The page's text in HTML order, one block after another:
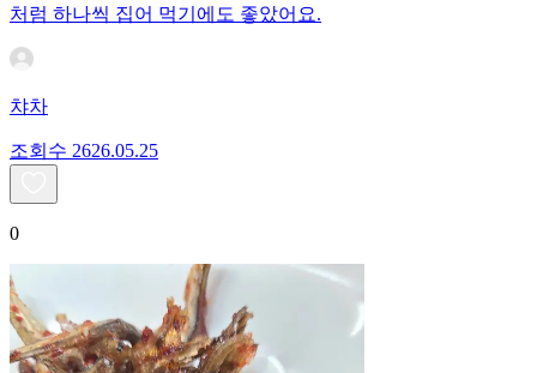
처럼 하나씩 집어 먹기에도 좋았어요.
챠차
조회수 2626.05.25
0